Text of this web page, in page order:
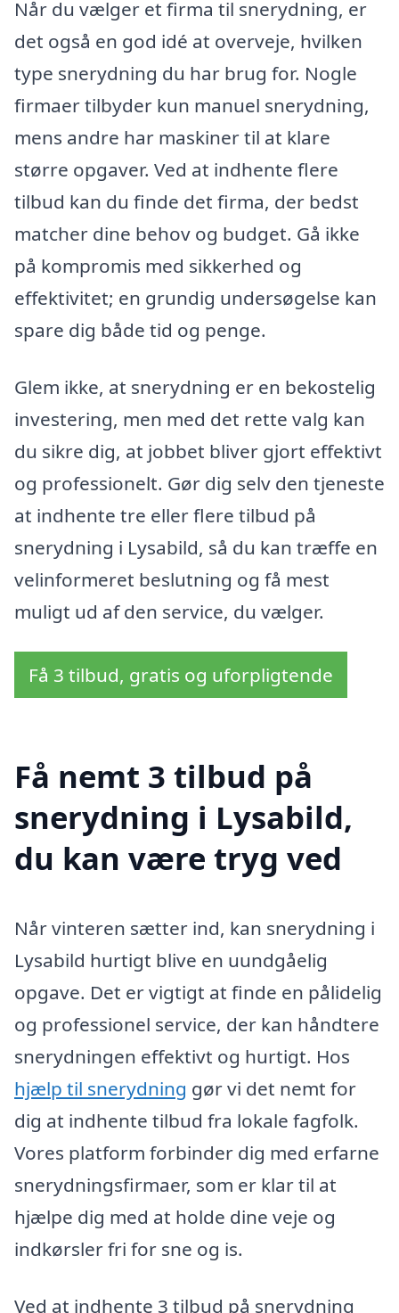
Når du vælger et firma til snerydning, er
det også en god idé at overveje, hvilken
type snerydning du har brug for. Nogle
firmaer tilbyder kun manuel snerydning,
mens andre har maskiner til at klare
større opgaver. Ved at indhente flere
tilbud kan du finde det firma, der bedst
matcher dine behov og budget. Gå ikke
på kompromis med sikkerhed og
effektivitet; en grundig undersøgelse kan
spare dig både tid og penge.
Glem ikke, at snerydning er en bekostelig
investering, men med det rette valg kan
du sikre dig, at jobbet bliver gjort effektivt
og professionelt. Gør dig selv den tjeneste
at indhente tre eller flere tilbud på
snerydning i Lysabild, så du kan træffe en
velinformeret beslutning og få mest
muligt ud af den service, du vælger.
Få 3 tilbud, gratis og uforpligtende
Få nemt 3 tilbud på
snerydning i Lysabild,
du kan være tryg ved
Når vinteren sætter ind, kan snerydning i
Lysabild hurtigt blive en uundgåelig
opgave. Det er vigtigt at finde en pålidelig
og professionel service, der kan håndtere
snerydningen effektivt og hurtigt. Hos
hjælp til snerydning gør vi det nemt for
dig at indhente tilbud fra lokale fagfolk.
Vores platform forbinder dig med erfarne
snerydningsfirmaer, som er klar til at
hjælpe dig med at holde dine veje og
indkørsler fri for sne og is.
Ved at indhente 3 tilbud på snerydning